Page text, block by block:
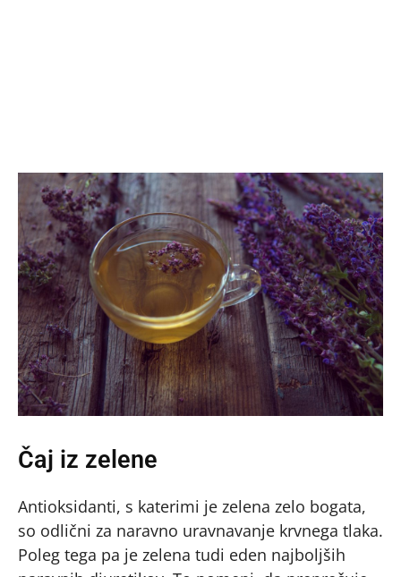
Čaj iz zelene
Antioksidanti, s katerimi je zelena zelo bogata,
so odlični za naravno uravnavanje krvnega tlaka.
Poleg tega pa je zelena tudi eden najboljših